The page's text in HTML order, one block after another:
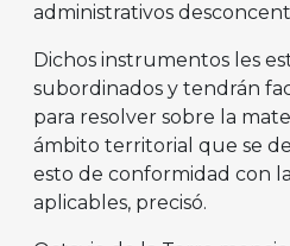
administrativos
Dichos instrumentos les
subordinados y tendrán
para resolver sobre la
ámbito territorial que se
esto de conformidad con
aplicables, precisó.